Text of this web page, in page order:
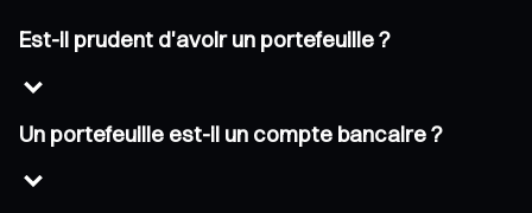
Est-il prudent d'avoir un portefeuille ?
Un portefeuille est-il un compte bancaire ?